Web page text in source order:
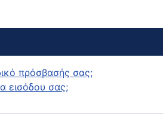
πρόσβασής σας;
εισόδου σας;